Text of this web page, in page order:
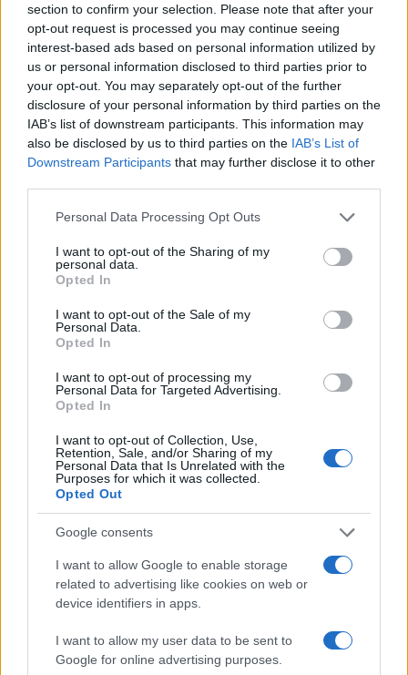
section to confirm your selection. Please note that after your
opt-out request is processed you may continue seeing
interest-based ads based on personal information utilized by
us or personal information disclosed to third parties prior to
your opt-out. You may separately opt-out of the further
disclosure of your personal information by third parties on the
IAB’s list of downstream participants. This information may
also be disclosed by us to third parties on the IAB’s List of
Downstream Participants that may further disclose it to other
Please note that this website/app uses one or more Google
not limited to your visit or usage behaviour. You may click to
grant or deny consent to Google and its third-party tags to
use your data for below specified purposes in below Google
consent section.
Personal Data Processing Opt Outs
I want to opt-out of the Sharing of my
personal data.
Opted In
I want to opt-out of the Sale of my
Personal Data.
Opted In
I want to opt-out of processing my
Personal Data for Targeted Advertising.
Opted In
I want to opt-out of Collection, Use,
Retention, Sale, and/or Sharing of my
Personal Data that Is Unrelated with the
Purposes for which it was collected.
Opted Out
Google consents
I want to allow Google to enable storage
related to advertising like cookies on web or
device identifiers in apps.
I want to allow my user data to be sent to
Google for online advertising purposes.
Vuoi rimuovere le pubblicità nazionali?
Puoi abbonarti asoli € 1,10 al mese
cliccandoqui